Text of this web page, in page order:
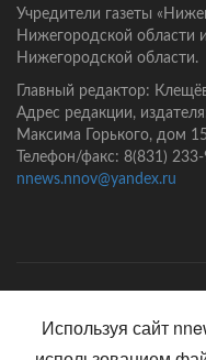
Учредители газеты
Нижегородской области
Нижегородской области.
Главный редактор:
Адрес редакции,
Максима Горького, дом
Телефон/факс: 8(831)
nnews.nnov@yandex.ru
Используя сайт